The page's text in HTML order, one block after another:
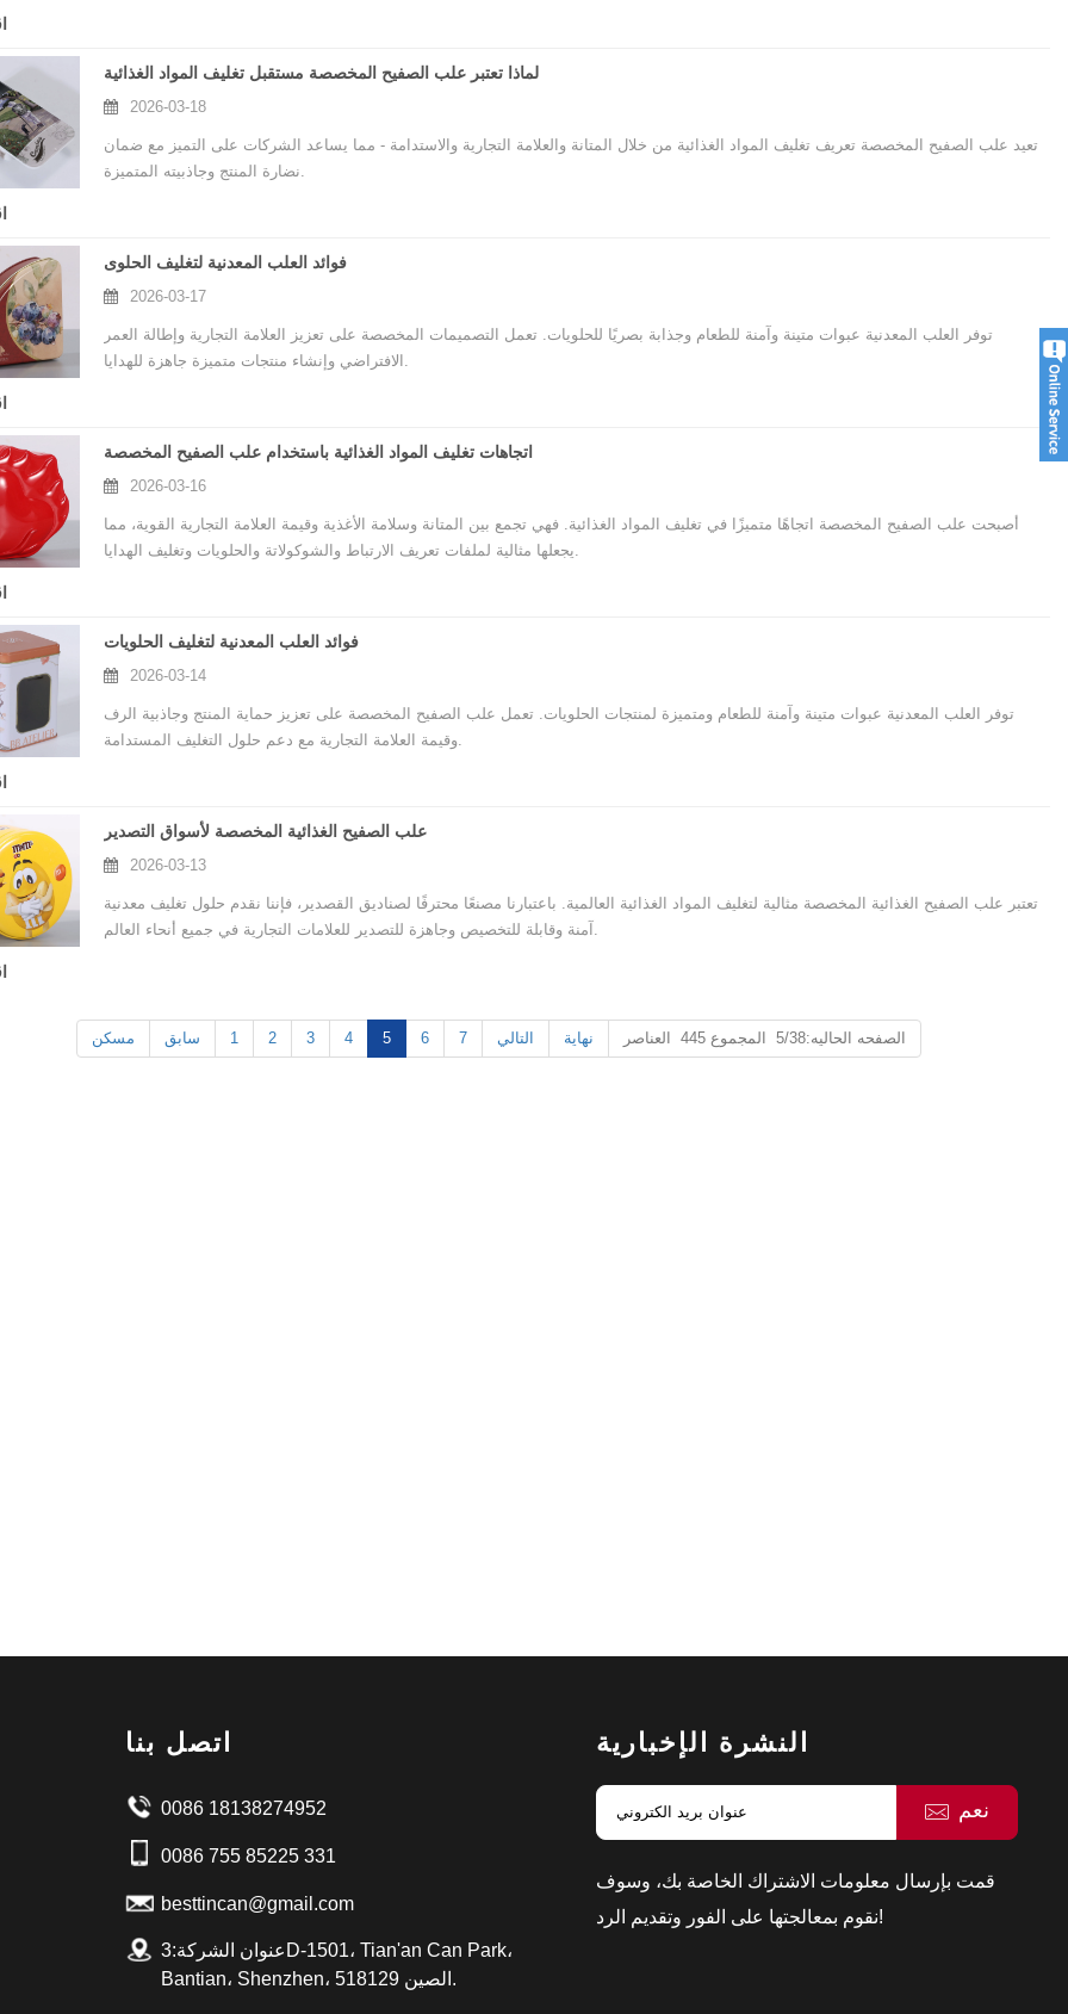
لماذا تعتبر علب الصفيح المخصصة مستقبل تغليف المواد الغذائية
2026-03-18
تعيد علب الصفيح المخصصة تعريف تغليف المواد الغذائية من خلال المتانة والعلامة التجارية والاستدامة - مما يساعد الشركات على التميز مع ضمان
نضارة المنتج وجاذبيته المتميزة.
فوائد العلب المعدنية لتغليف الحلوى
2026-03-17
توفر العلب المعدنية عبوات متينة وآمنة للطعام وجذابة بصريًا للحلويات. تعمل التصميمات المخصصة على تعزيز العلامة التجارية وإطالة العمر
الافتراضي وإنشاء منتجات متميزة جاهزة للهدايا.
اتجاهات تغليف المواد الغذائية باستخدام علب الصفيح المخصصة
2026-03-16
أصبحت علب الصفيح المخصصة اتجاهًا متميزًا في تغليف المواد الغذائية. فهي تجمع بين المتانة وسلامة الأغذية وقيمة العلامة التجارية القوية، مما
يجعلها مثالية لملفات تعريف الارتباط والشوكولاتة والحلويات وتغليف الهدايا.
فوائد العلب المعدنية لتغليف الحلويات
2026-03-14
توفر العلب المعدنية عبوات متينة وآمنة للطعام ومتميزة لمنتجات الحلويات. تعمل علب الصفيح المخصصة على تعزيز حماية المنتج وجاذبية الرف
وقيمة العلامة التجارية مع دعم حلول التغليف المستدامة.
علب الصفيح الغذائية المخصصة لأسواق التصدير
2026-03-13
تعتبر علب الصفيح الغذائية المخصصة مثالية لتغليف المواد الغذائية العالمية. باعتبارنا مصنعًا محترفًا لصناديق القصدير، فإننا نقدم حلول تغليف معدنية
آمنة وقابلة للتخصيص وجاهزة للتصدير للعلامات التجارية في جميع أنحاء العالم.
مسكن سابق 1 2 3 4 5 6 7 التالي نهاية الصفحه الحاليه:5/38 المجموع 445 العناصر
اتصل بنا
0086 18138274952
0086 755 85225 331
besttincan@gmail.com
عنوان الشركة:3D-1501، Tian'an Can Park،
Bantian، Shenzhen، الصين 518129.
النشرة الإخبارية
نعم
قمت بإرسال معلومات الاشتراك الخاصة بك، وسوف
نقوم بمعالجتها على الفور وتقديم الرد!